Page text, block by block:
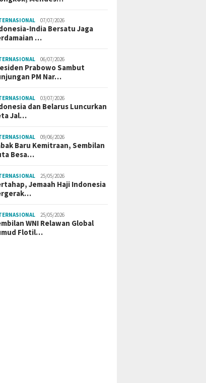
07/07/2026
India Bersatu Jaga
…
06/07/2026
Prabowo Sambut
PM Nar…
03/07/2026
dan Belarus Luncurkan
Jal…
09/06/2026
Baru Kemitraan, Sembilan
Besa…
25/05/2026
Jemaah Haji Indonesia
25/05/2026
WNI Relawan Global
Flotil…